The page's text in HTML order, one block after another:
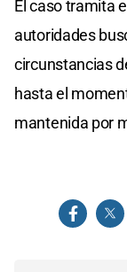
El caso tramita
autoridades
circunstancias
hasta el
mantenida por